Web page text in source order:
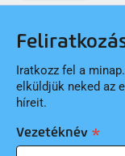
Iratkozz fel a
elküldjük neked az
híreit.
Vezetéknév